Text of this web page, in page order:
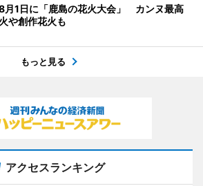
月1日に「鹿島の花火大会」 カンヌ最高
や創作花火も
もっと見る
アクセスランキング